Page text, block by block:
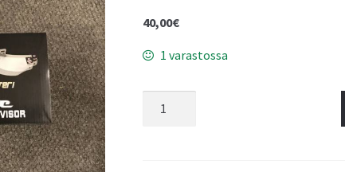
40,00€
1 varastossa